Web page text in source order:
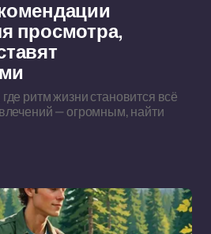
просмотра,
ритм жизни становится всё
— огромным, найти